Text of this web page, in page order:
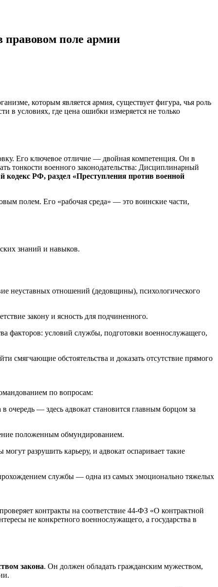
правовом поле армии
которым является армия, существует фигура, чья роль
в условиях, где цена ошибки измеряется не только
Его ключевое отличие — двойная компетенция. Он в
тонкости военного законодательства: Дисциплинарный
кодекс РФ, раздел «Преступления против военной
полем. Его «рабочая среда» — это воинские части,
знаний и навыков.
неуставных отношений (дедовщины), психологического
закону и ясность для подчиненного.
факторов: условий службы, подготовки военнослужащего,
смягчающие обстоятельства и доказать отсутствие прямого
по вопросам:
очередь — здесь адвокат становится главным борцом за
положенным обмундированием.
разрушить карьеру, и адвокат оспаривает такие
службы — одна из самых эмоционально тяжелых
контракты на соответствие 44-ФЗ «О контрактной
не конкретного военнослужащего, а государства в
закона. Он должен обладать гражданским мужеством,